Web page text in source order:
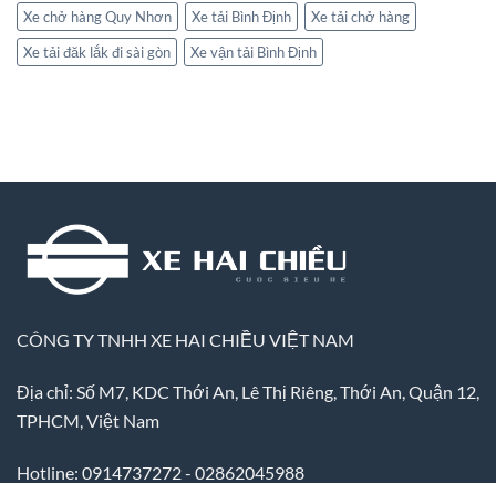
Xe chở hàng Quy Nhơn
Xe tải Bình Định
Xe tải chở hàng
Xe tải đăk lắk đi sài gòn
Xe vận tải Bình Định
CÔNG TY TNHH XE HAI CHIỀU VIỆT NAM
Địa chỉ: Số M7, KDC Thới An, Lê Thị Riêng, Thới An, Quận 12,
TPHCM, Việt Nam
Hotline: 0914737272 - 02862045988